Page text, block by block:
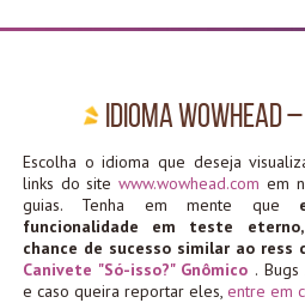
Idioma WoWHead
Escolha o idioma que deseja
links do sitewww.wowhead.com em
guias. Tenha em mente que
funcionalidade em teste
chance de sucesso similar ao ress
Canivete "Só-isso?" Gnômico .
e caso queira reportar eles, entre em